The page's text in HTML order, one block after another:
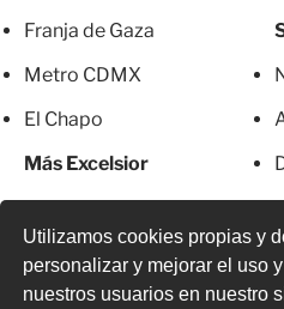
Utilizamos cookies propias y
personalizar y mejorar el uso
nuestros usuarios en nuestro
Franja de Gaza
Metro CDMX
El Chapo
Más Excelsior
© 2026 Todos los derechos
o parcial, incluyendo